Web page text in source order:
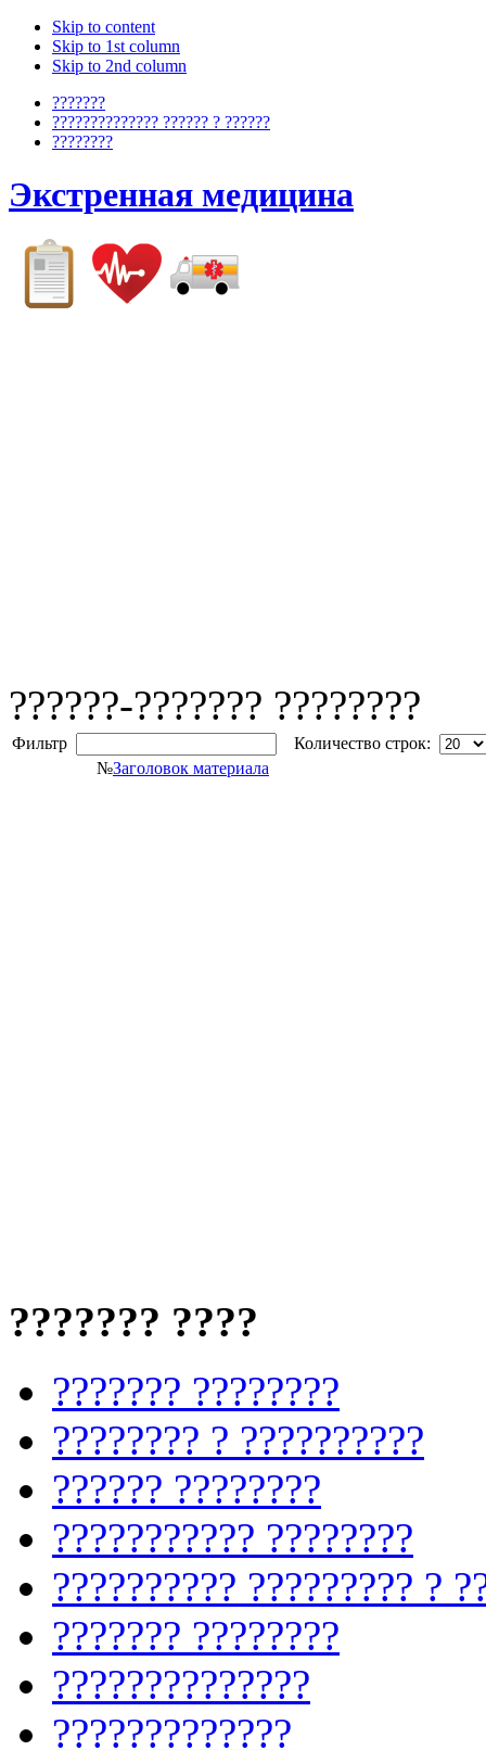
Skip to content
Skip to 1st column
Skip to 2nd column
???????
?????????????? ?????? ? ??????
????????
Экстренная медицина
??????-??????? ????????
Фильтр
Количество строк:
№Заголовок материала
??????? ????
??????? ????????
???????? ? ??????????
?????? ????????
??????????? ????????
?????????? ????????? ?
??????? ????????
??????????????
?????????????